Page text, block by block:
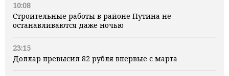
10:08
Строительные работы в районе Путина не
останавливаются даже ночью
23:15
Доллар превысил 82 рубля впервые с марта